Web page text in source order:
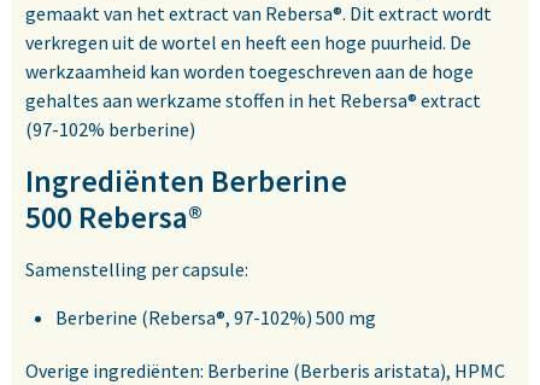
gemaakt van het extract van Rebersa®. Dit extract wordt
verkregen uit de wortel en heeft een hoge puurheid. De
werkzaamheid kan worden toegeschreven aan de hoge
gehaltes aan werkzame stoffen in het Rebersa® extract
(97-102% berberine)
Ingrediënten Berberine
500 Rebersa®
Samenstelling per capsule:
Berberine (Rebersa®, 97-102%) 500 mg
Overige ingrediënten: Berberine (Berberis aristata), HPMC